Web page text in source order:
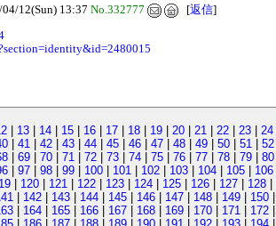
12(Sun) 13:37 No.332777 [返信]
| 13 | 14 | 15 | 16 | 17 | 18 | 19 | 20 | 21 | 22 | 23 | 24
| 41 | 42 | 43 | 44 | 45 | 46 | 47 | 48 | 49 | 50 | 51 | 52
| 69 | 70 | 71 | 72 | 73 | 74 | 75 | 76 | 77 | 78 | 79 | 80
| 97 | 98 | 99 | 100 | 101 | 102 | 103 | 104 | 105 | 106
| 120 | 121 | 122 | 123 | 124 | 125 | 126 | 127 | 128 |
| 142 | 143 | 144 | 145 | 146 | 147 | 148 | 149 | 150 |
| 164 | 165 | 166 | 167 | 168 | 169 | 170 | 171 | 172 |